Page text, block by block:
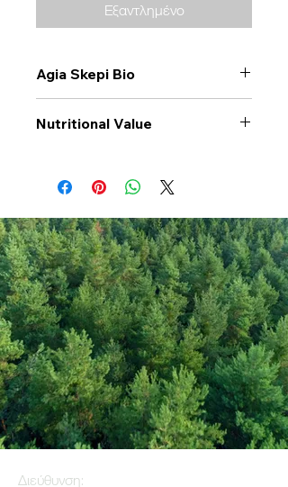
Εξαντλημένο
Agia Skepi Bio
Nutritional Value
Basmati
Calories Kj 1492
Energy Kcal 352
Fat (g) 1
(Fat) of which
Saturate (g)
0.2
Carbohyrates (g) 78
(Carb) of which
0
Διεύθυνση: